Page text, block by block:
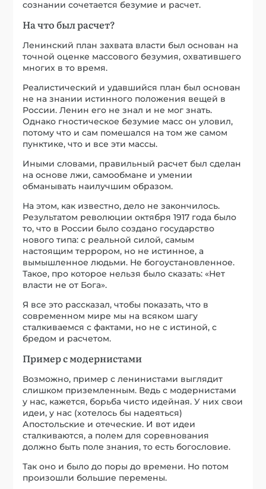
сознании сочетается безумие и расчет.
На что был расчет?
Ленинский план захвата власти был основан на
точной оценке массового безумия, охватившего
многих в то время.
Реалистический и удавшийся план был основан
не на знании истинного положения вещей в
России. Ленин его не знал и не мог знать.
Однако гностическое безумие масс он уловил,
потому что и сам помешался на том же самом
пунктике, что и все эти массы.
Иными словами, правильный расчет был сделан
на основе лжи, самообмане и умении
обманывать наилучшим образом.
На этом, как известно, дело не закончилось.
Результатом революции октября 1917 года было
то, что в России было создано государство
нового типа: с реальной силой, самым
настоящим террором, но не истинное, а
вымышленное людьми. Не богоустановленное.
Такое, про которое нельзя было сказать: «Нет
власти не от Бога».
Я все это рассказал, чтобы показать, что в
современном мире мы на всяком шагу
сталкиваемся с фактами, но не с истиной, с
бредом и расчетом.
Пример с модернистами
Возможно, пример с ленинистами выглядит
слишком приземленным. Ведь с модернистами
у нас, кажется, борьба чисто идейная. У них свои
идеи, у нас (хотелось бы надеяться)
Апостольские и отеческие. И вот идеи
сталкиваются, а полем для соревнования
должно быть поле знания, то есть богословие.
Так оно и было до поры до времени. Но потом
произошли большие перемены.